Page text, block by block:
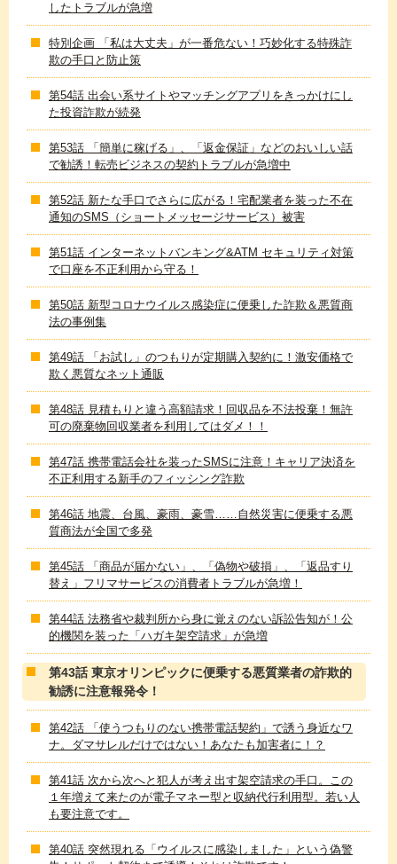
したトラブルが急増
特別企画 「私は大丈夫」が一番危ない！巧妙化する特殊詐
欺の手口と防止策
第54話 出会い系サイトやマッチングアプリをきっかけにし
た投資詐欺が続発
第53話 「簡単に稼げる」、「返金保証」などのおいしい話
で勧誘！転売ビジネスの契約トラブルが急増中
第52話 新たな手口でさらに広がる！宅配業者を装った不在
通知のSMS（ショートメッセージサービス）被害
第51話 インターネットバンキング&ATM セキュリティ対策
で口座を不正利用から守る！
第50話 新型コロナウイルス感染症に便乗した詐欺＆悪質商
法の事例集
第49話 「お試し」のつもりが定期購入契約に！激安価格で
欺く悪質なネット通販
第48話 見積もりと違う高額請求！回収品を不法投棄！無許
可の廃棄物回収業者を利用してはダメ！！
第47話 携帯電話会社を装ったSMSに注意！キャリア決済を
不正利用する新手のフィッシング詐欺
第46話 地震、台風、豪雨、豪雪……自然災害に便乗する悪
質商法が全国で多発
第45話 「商品が届かない」、「偽物や破損」、「返品すり
替え」フリマサービスの消費者トラブルが急増！
第44話 法務省や裁判所から身に覚えのない訴訟告知が！公
的機関を装った「ハガキ架空請求」が急増
第43話 東京オリンピックに便乗する悪質業者の詐欺的
勧誘に注意報発令！
第42話 「使うつもりのない携帯電話契約」で誘う身近なワ
ナ。ダマサレルだけではない！あなたも加害者に！？
第41話 次から次へと犯人が考え出す架空請求の手口。この
１年増えて来たのが電子マネー型と収納代行利用型。若い人
も要注意です。
第40話 突然現れる「ウイルスに感染しました」という偽警